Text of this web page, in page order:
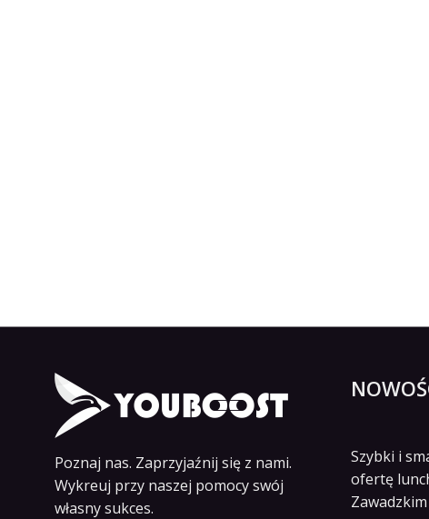
Poznaj nas. Zaprzyjaźnij się z nami.
Wykreuj przy naszej pomocy swój
własny sukces.
Szybki i
ofertę
Zawadzkim